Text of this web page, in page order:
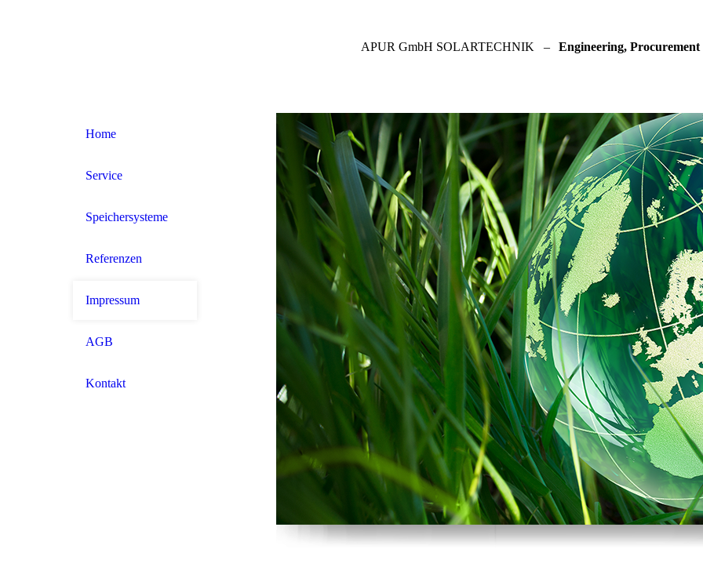
APUR GmbH SOLARTECHNIK – Engineering,
Home
Service
Speichersysteme
Referenzen
Impressum
AGB
Kontakt